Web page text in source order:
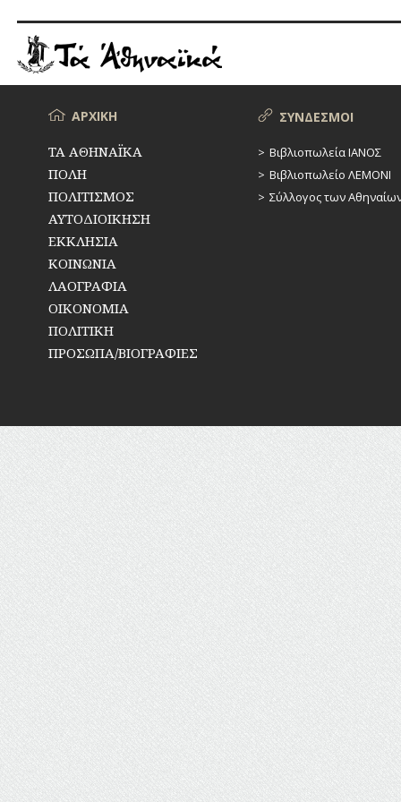
Ακινδύνων
ΜενούΑΡΧΙΚΗ
ΤΑ ΑΘΗΝΑΪΚΑ
ΠΟΛΗ
ΠΟΛΙΤΙΣΜΟΣ
ΑΥΤΟΔΙΟΙΚΗΣΗ
ΕΚΚΛΗΣΙΑ
ΚΟΙΝΩΝΙΑ
ΛΑΟΓΡΑΦΙΑ
ΟΙΚΟΝΟΜΙΑ
ΠΟΛΙΤΙΚΗ
ΠΡΟΣΩΠΑ/ΒΙΟΓΡΑΦΙΕΣ
ΣΥΝΔΕΣΜΟΙ
Βιβλιοπωλεία ΙΑΝΟΣ
Βιβλιοπωλείο ΛΕΜΟΝΙ
Σύλλογος των